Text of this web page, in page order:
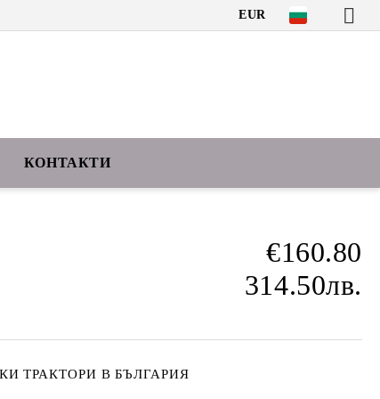
EUR
КОНТАКТИ
€160.80
314.50лв.
ТРАКТОРИ В БЪЛГАРИЯ